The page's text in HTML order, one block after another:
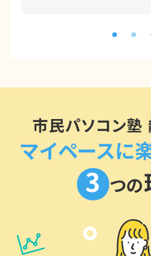
市民パソコン塾
マイペースに
3 つの